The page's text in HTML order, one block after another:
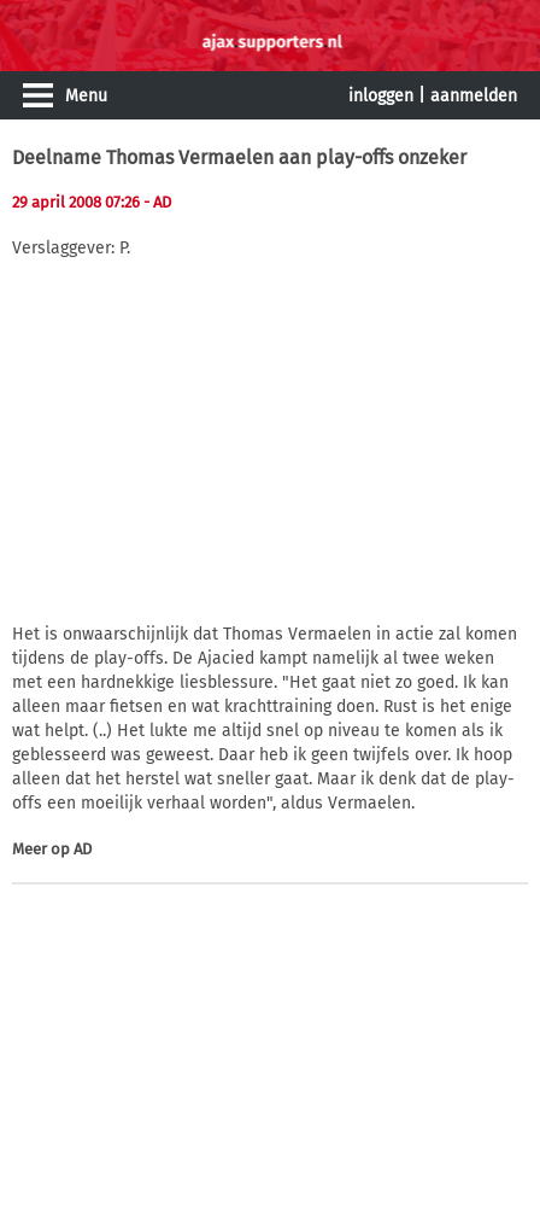
Menu inloggen aanmelden
Deelname Thomas Vermaelen aan play-offs onzeker
29 april 2008 07:26 - AD
Verslaggever: P.
Het is onwaarschijnlijk dat Thomas Vermaelen in actie zal komen
tijdens de play-offs. De Ajacied kampt namelijk al twee weken
met een hardnekkige liesblessure. "Het gaat niet zo goed. Ik kan
alleen maar fietsen en wat krachttraining doen. Rust is het enige
wat helpt. (..) Het lukte me altijd snel op niveau te komen als ik
geblesseerd was geweest. Daar heb ik geen twijfels over. Ik hoop
alleen dat het herstel wat sneller gaat. Maar ik denk dat de play-
offs een moeilijk verhaal worden", aldus Vermaelen.
Meer op AD